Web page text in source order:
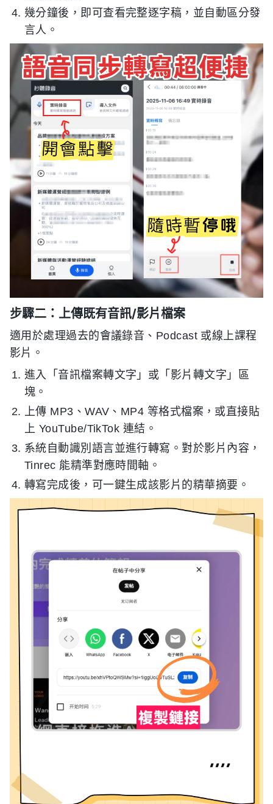
幾分鐘後，即可查看完整逐字稿，並自動區分發
言人。
步驟二：上傳既有音訊/影片檔案
適用於處理過去的會議錄音、Podcast 或線上課程
影片。
進入「音訊檔案轉文字」或「影片轉文字」區
塊。
上傳 MP3、WAV、MP4 等格式檔案，或直接貼
上 YouTube/TikTok 連結。
系統自動識別語言並進行轉寫。對於影片內容，
Tinrec 能精準對應時間軸。
轉寫完成後，可一鍵生成該影片的精華摘要。